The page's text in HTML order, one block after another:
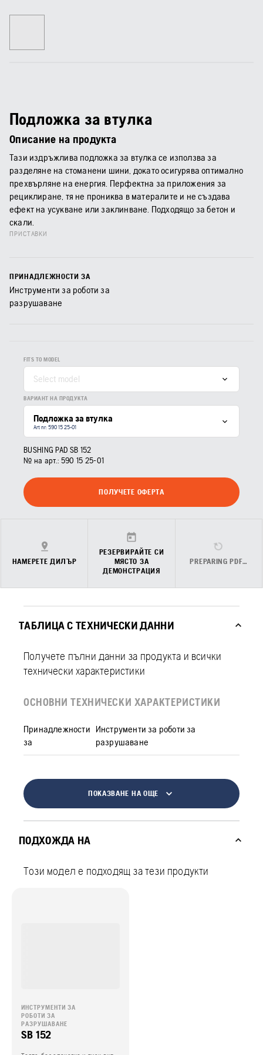
Подложка за втулка
Описание на продукта
Тази издръжлива подложка за втулка се използва за
разделяне на стоманени шини, докато осигурява оптимално
прехвърляне на енергия. Перфектна за приложения за
рециклиране, тя не прониква в матералите и не създава
ефект на усукване или заклинване. Подходящо за бетон и
скали.
ПРИСТАВКИ
ПРИНАДЛЕЖНОСТИ ЗА
Инструменти за роботи за
разрушаване
FITS TO MODEL
Select model
ВАРИАНТ НА ПРОДУКТА
Подложка за втулка
Art nr: 590 15 25‑01
BUSHING PAD SB 152
№ на арт.: 590 15 25‑01
ПОЛУЧЕТЕ ОФЕРТА
НАМЕРЕТЕ ДИЛЪР
РЕЗЕРВИРАЙТЕ СИ
МЯСТО ЗА
ДЕМОНСТРАЦИЯ
PREPARING PDF…
ТАБЛИЦА С ТЕХНИЧЕСКИ ДАННИ
Получете пълни данни за продукта и всички
технически характеристики
ОСНОВНИ ТЕХНИЧЕСКИ ХАРАКТЕРИСТИКИ
Принадлежности
за
Инструменти за роботи за
разрушаване
ПОКАЗВАНЕ НА ОЩЕ
ПОДХОЖДА НА
Този модел е подходящ за тези продукти
ИНСТРУМЕНТИ ЗА
РОБОТИ ЗА
РАЗРУШАВАНЕ
SB 152